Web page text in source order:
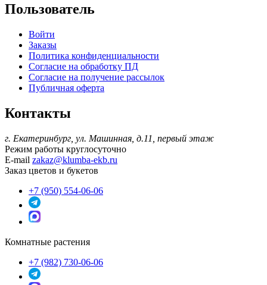
Пользователь
Войти
Заказы
Политика конфиденциальности
Согласие на обработку ПД
Согласие на получение рассылок
Публичная оферта
Контакты
г. Екатеринбург, ул. Машинная, д.11, первый этаж
Режим работы круглосуточно
E-mail zakaz@klumba-ekb.ru
Заказ цветов и букетов
+7 (950) 554-06-06
Комнатные растения
+7 (982) 730-06-06